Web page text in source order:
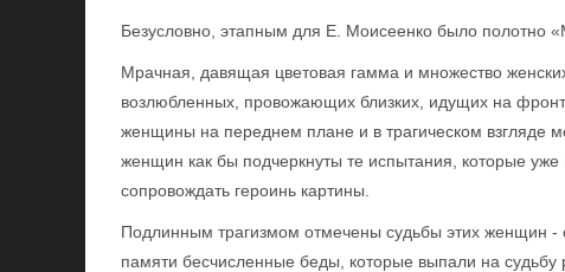
Безусловно, этапным для Е. Моисеенко было полотно
Мрачная, давящая цветовая гамма и множество
возлюбленных, провожающих близких, идущих на
женщины на переднем плане и в трагическом взгляде
женщин как бы подчеркнуты те испытания, которые
сопровождать героинь картины.
Подлинным трагизмом отмечены судьбы этих женщин
памяти бесчисленные беды, которые выпали на судьбу